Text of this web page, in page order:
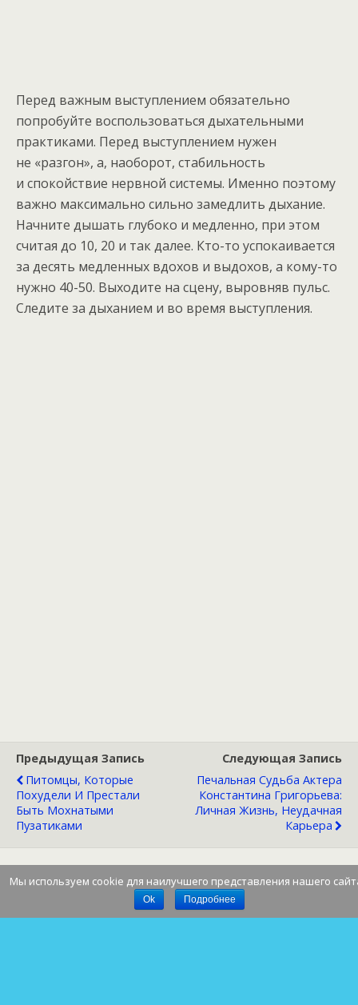
Перед важным выступлением обязательно
попробуйте воспользоваться дыхательными
практиками. Перед выступлением нужен
не «разгон», а, наоборот, стабильность
и спокойствие нервной системы. Именно поэтому
важно максимально сильно замедлить дыхание.
Начните дышать глубоко и медленно, при этом
считая до 10, 20 и так далее. Кто-то успокаивается
за десять медленных вдохов и выдохов, а кому-то
нужно 40-50. Выходите на сцену, выровняв пульс.
Следите за дыханием и во время выступления.
Предыдущая Запись
Питомцы, Которые
Похудели И Престали
Быть Мохнатыми
Пузатиками
Следующая Запись
Печальная Судьба Актера
Константина Григорьева:
Личная Жизнь, Неудачная
Карьера
Мы используем cookie для наилучшего представления нашего
Ok Подробнее
Наверх